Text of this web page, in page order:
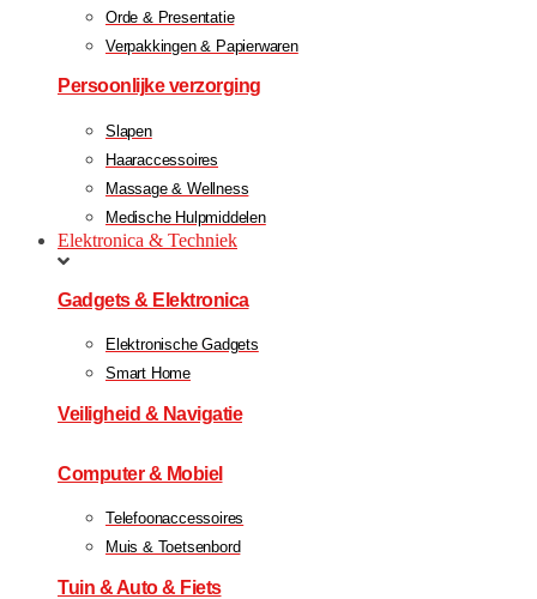
Orde & Presentatie
Verpakkingen & Papierwaren
Persoonlijke verzorging
Slapen
Haaraccessoires
Massage & Wellness
Medische Hulpmiddelen
Elektronica & Techniek
Gadgets & Elektronica
Elektronische Gadgets
Smart Home
Veiligheid & Navigatie
Computer & Mobiel
Telefoonaccessoires
Muis & Toetsenbord
Tuin & Auto & Fiets